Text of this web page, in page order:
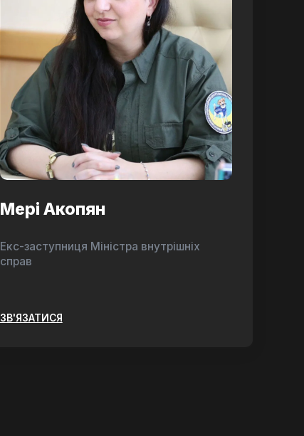
Мері Акопян
Екс-заступниця Міністра внутрішніх
справ
ЗВ'ЯЗАТИСЯ